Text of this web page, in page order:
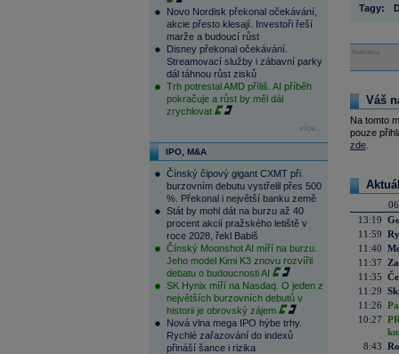
Novo Nordisk překonal očekávání,
akcie přesto klesají. Investoři řeší
marže a budoucí růst
Disney překonal očekávání.
Streamovací služby i zábavní parky
dál táhnou růst zisků
Trh potrestal AMD příliš. AI příběh
pokračuje a růst by měl dál
zrychlovat
více...
IPO, M&A
Čínský čipový gigant CXMT při
burzovním debutu vystřelil přes 500
%. Překonal i největší banku země
Stát by mohl dát na burzu až 40
procent akcií pražského letiště v
roce 2028, řekl Babiš
Čínský Moonshot AI míří na burzu.
Jeho model Kimi K3 znovu rozvířil
debatu o budoucnosti AI
SK Hynix míří na Nasdaq. O jeden z
největších burzovních debutů v
historii je obrovský zájem
Nová vlna mega IPO hýbe trhy.
Rychlé zařazování do indexů
přináší šance i rizika
Tagy:
Reklama
Váš
Na tomto
pouze
zde.
13:19
11:59
11:40
11:37
11:35
11:29
11:26
10:27
8:43